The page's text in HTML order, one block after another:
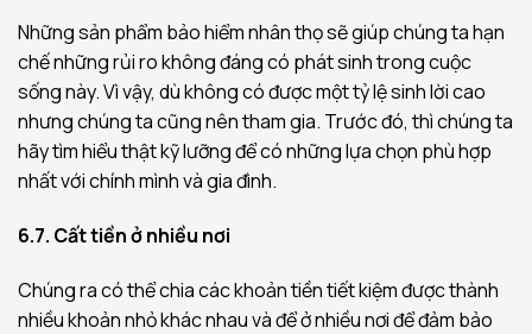
Những sản phẩm bảo hiểm nhân thọ sẽ giúp chúng ta hạn
chế những rủi ro không đáng có phát sinh trong cuộc
sống này. Vì vậy, dù không có được một tỷ lệ sinh lời cao
nhưng chúng ta cũng nên tham gia. Trước đó, thì chúng ta
hãy tìm hiểu thật kỹ lưỡng để có những lựa chọn phù hợp
nhất với chính mình và gia đình.
6.7. Cất tiền ở nhiều nơi
Chúng ra có thể chia các khoản tiền tiết kiệm được thành
nhiều khoản nhỏ khác nhau và để ở nhiều nơi để đảm bảo